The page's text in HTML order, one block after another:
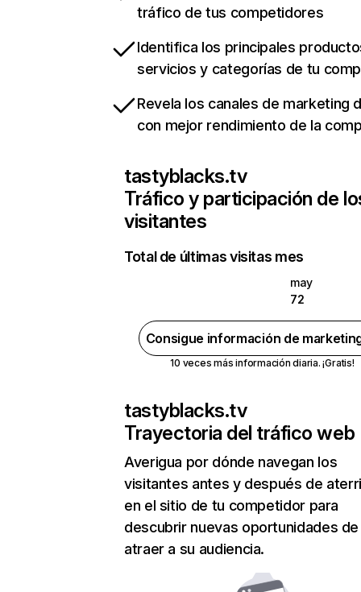
tráfico de tus competidores
Identifica los principales
servicios y categorías de tu
Revela los canales de marketing
con mejor rendimiento de la
tastyblacks.tv
Tráfico y participación de
visitantes
Total de últimas visitas mes
may
72
Consigue información de
10 veces más información diaria. ¡Gratis!
tastyblacks.tv
Trayectoria del tráfico web
Averigua por dónde navegan los
visitantes antes y después de
en el sitio de tu competidor para
descubrir nuevas oportunidades de
atraer a su audiencia.